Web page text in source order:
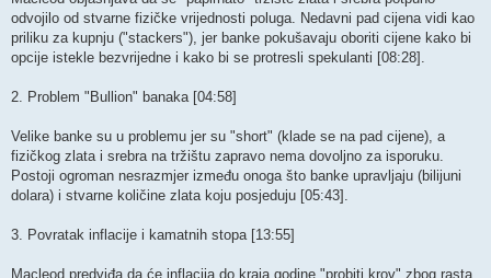
odvojilo od stvarne fizičke vrijednosti poluga. ​Nedavni pad cijena vidi kao
priliku za kupnju ("stackers"), jer banke pokušavaju oboriti cijene kako bi
opcije istekle bezvrijedne i kako bi se protresli spekulanti [08:28].
​2. Problem "Bullion" banaka [04:58] ​
Velike banke su u problemu jer su "short" (klade se na pad cijene), a
fizičkog zlata i srebra na tržištu zapravo nema dovoljno za isporuku. ​
Postoji ogroman nesrazmjer između onoga što banke upravljaju (bilijuni
dolara) i stvarne količine zlata koju posjeduju [05:43].
​3. Povratak inflacije i kamatnih stopa [13:55]
​Macleod predviđa da će inflacija do kraja godine "probiti krov" zbog rasta